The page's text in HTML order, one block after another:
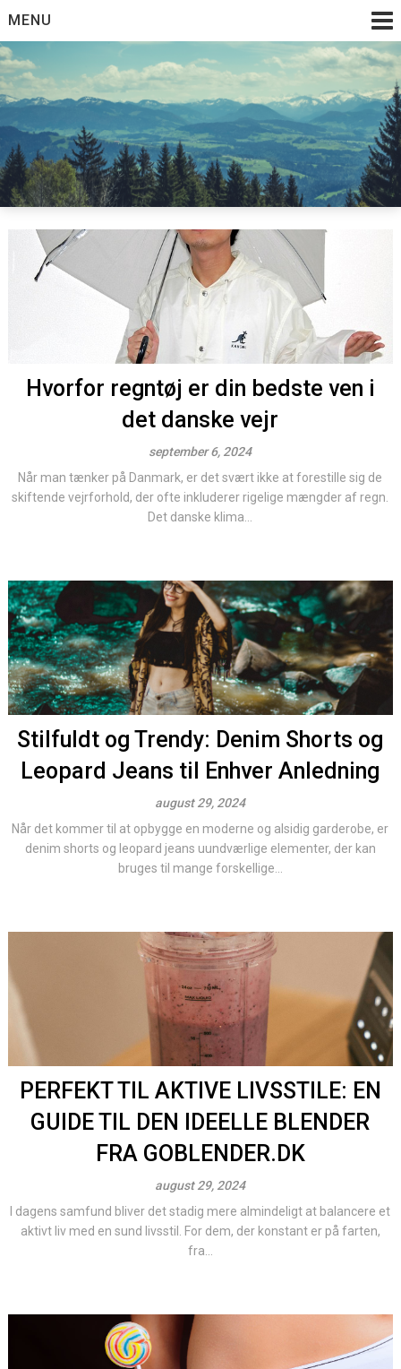
to
content
MENU
Hvorfor regntøj er din bedste ven i
det danske vejr
september 6, 2024
Når man tænker på Danmark, er det svært ikke at forestille sig de
skiftende vejrforhold, der ofte inkluderer rigelige mængder af regn.
Det danske klima...
Stilfuldt og Trendy: Denim Shorts og
Leopard Jeans til Enhver Anledning
august 29, 2024
Når det kommer til at opbygge en moderne og alsidig garderobe, er
denim shorts og leopard jeans uundværlige elementer, der kan
bruges til mange forskellige...
PERFEKT TIL AKTIVE LIVSSTILE: EN
GUIDE TIL DEN IDEELLE BLENDER
FRA GOBLENDER.DK
august 29, 2024
I dagens samfund bliver det stadig mere almindeligt at balancere et
aktivt liv med en sund livsstil. For dem, der konstant er på farten,
fra...